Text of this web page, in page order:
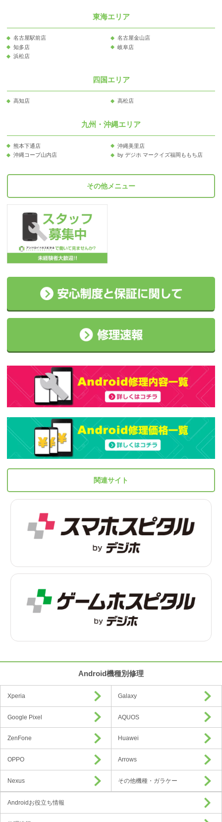
東海エリア
名古屋駅前店
名古屋金山店
知多店
岐阜店
浜松店
四国エリア
高知店 高松店
九州・沖縄エリア
熊本下通店
沖縄美里店
沖縄コープ山内店
by デジホ マークイズ福岡ももち店
その他メニュー
関連サイト
Android機種別修理
Xperia Galaxy
Google Pixel AQUOS
ZenFone Huawei
OPPO Arrows
Nexus その他機種・ガラケー
Androidお役立ち情報